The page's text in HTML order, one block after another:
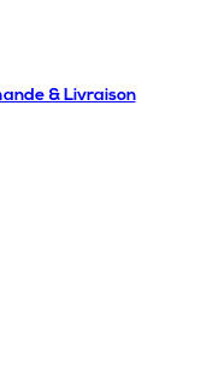
& Livraison